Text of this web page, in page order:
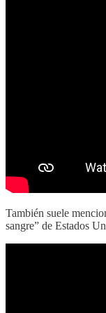
También suele
sangre” de Estados